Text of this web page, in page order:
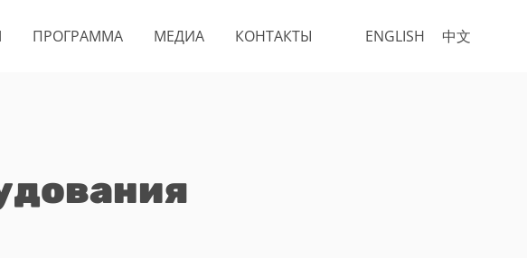
ENGLISH 中文
ПРОГРАММА МЕДИА КОНТАКТЫ